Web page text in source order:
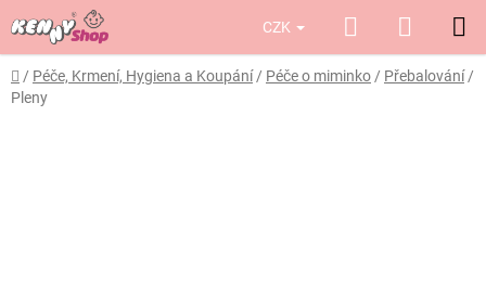
na
obsah
CZK Hledat
KOŠÍK
Domů
/ Péče, Krmení, Hygiena a Koupání / Péče o miminko / Přebalování /
Pleny